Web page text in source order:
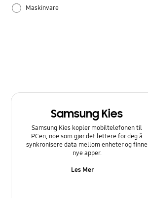
Maskinvare
Samsung Kies
Samsung Kies kopler mobiltelefonen til
PCen, noe som gjør det lettere for deg å
synkronisere data mellom enheter og finne
nye apper.
Les Mer